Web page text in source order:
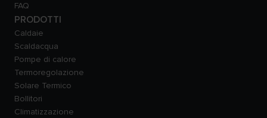
FAQ
PRODOTTI
Caldaie
Scaldacqua
Pompe di calore
Termoregolazione
Solare Termico
Bollitori
Climatizzazione